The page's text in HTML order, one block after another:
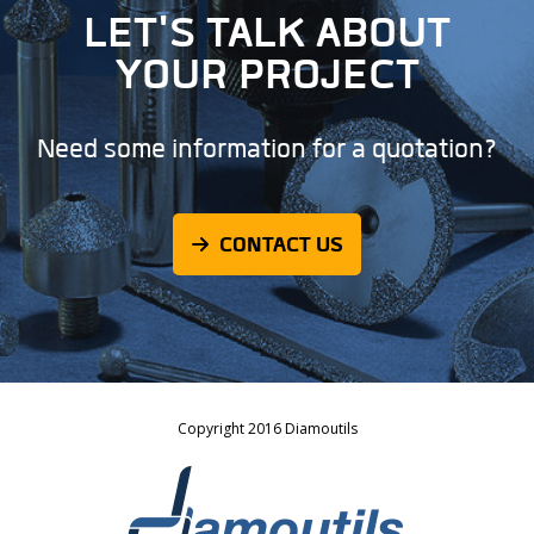
LET'S TALK ABOUT
YOUR PROJECT
Need some information for a quotation?
CONTACT US
Copyright 2016 Diamoutils